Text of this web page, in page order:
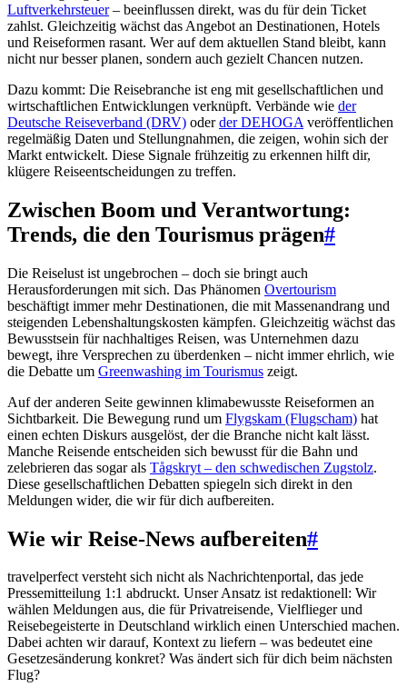
Luftverkehrsteuer– beeinflussen direkt, was du für dein Ticket
zahlst. Gleichzeitig wächst das Angebot an Destinationen, Hotels
und Reiseformen rasant. Wer auf dem aktuellen Stand bleibt, kann
nicht nur besser planen, sondern auch gezielt Chancen nutzen.
Dazu kommt: Die Reisebranche ist eng mit gesellschaftlichen und
wirtschaftlichen Entwicklungen verknüpft. Verbände wie der
Deutsche Reiseverband (DRV) oderder DEHOGA veröffentlichen
regelmäßig Daten und Stellungnahmen, die zeigen, wohin sich der
Markt entwickelt. Diese Signale frühzeitig zu erkennen hilft dir,
klügere Reiseentscheidungen zu treffen.
Zwischen Boom und Verantwortung:
Trends, die den Tourismus prägen#
Die Reiselust ist ungebrochen – doch sie bringt auch
Herausforderungen mit sich. Das Phänomen Overtourism
beschäftigt immer mehr Destinationen, die mit Massenandrang und
steigenden Lebenshaltungskosten kämpfen. Gleichzeitig wächst das
Bewusstsein für nachhaltiges Reisen, was Unternehmen dazu
bewegt, ihre Versprechen zu überdenken – nicht immer ehrlich, wie
die Debatte um Greenwashing im Tourismus zeigt.
Auf der anderen Seite gewinnen klimabewusste Reiseformen an
Sichtbarkeit. Die Bewegung rund um Flygskam (Flugscham) hat
einen echten Diskurs ausgelöst, der die Branche nicht kalt lässt.
Manche Reisende entscheiden sich bewusst für die Bahn und
zelebrieren das sogar als Tågskryt – den schwedischen Zugstolz.
Diese gesellschaftlichen Debatten spiegeln sich direkt in den
Meldungen wider, die wir für dich aufbereiten.
Wie wir Reise-News aufbereiten#
travelperfect versteht sich nicht als Nachrichtenportal, das jede
Pressemitteilung 1:1 abdruckt. Unser Ansatz ist redaktionell: Wir
wählen Meldungen aus, die für Privatreisende, Vielflieger und
Reisebegeisterte in Deutschland wirklich einen Unterschied machen.
Dabei achten wir darauf, Kontext zu liefern – was bedeutet eine
Gesetzesänderung konkret? Was ändert sich für dich beim nächsten
Flug?